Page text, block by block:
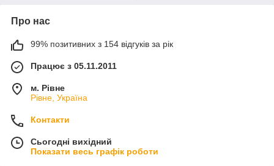
Про нас
99% позитивних з 154 відгуків за рік
Працює з 05.11.2011
м. Рівне
Рівне, Україна
Контакти
Сьогодні вихідний
Показати весь графік роботи